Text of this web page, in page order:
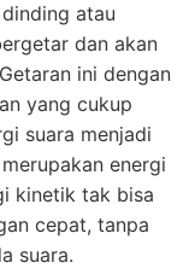
atau
dan akan
ini dengan
yang cukup
suara menjadi
energi
kinetik tak bisa
cepat, tanpa
suara.